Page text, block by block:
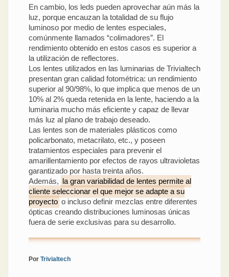
En cambio, los leds pueden aprovechar aún más la
luz, porque encauzan la totalidad de su flujo
luminoso por medio de lentes especiales,
comúnmente llamados “colimadores”. El
rendimiento obtenido en estos casos es superior a
la utilización de reflectores.
Los lentes utilizados en las luminarias de Trivialtech
presentan gran calidad fotométrica: un rendimiento
superior al 90/98%, lo que implica que menos de un
10% al 2% queda retenida en la lente, haciendo a la
luminaria mucho más eficiente y capaz de llevar
más luz al plano de trabajo deseado.
Las lentes son de materiales plásticos como
policarbonato, metacrilato, etc., y poseen
tratamientos especiales para prevenir el
amarillentamiento por efectos de rayos ultravioletas
garantizado por hasta treinta años.
Además,
la gran variabilidad de lentes permite al
cliente seleccionar el que mejor se adapte a su
proyecto o incluso definir mezclas entre diferentes
ópticas creando distribuciones luminosas únicas
fuera de serie exclusivas para su desarrollo.
Por Trivialtech